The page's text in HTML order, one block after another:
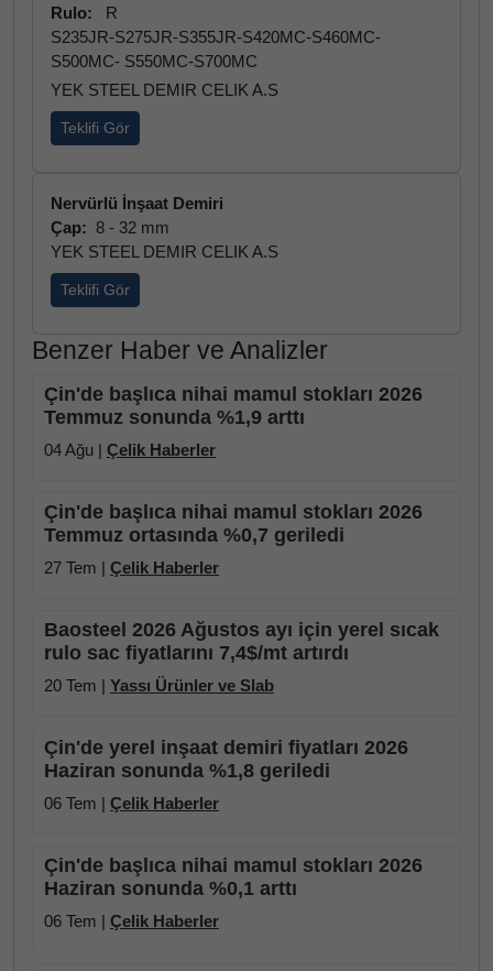
Rulo:
R
S235JR-S275JR-S355JR-S420MC-S460MC-
S500MC- S550MC-S700MC
YEK STEEL DEMIR CELIK A.S
Teklifi Gör
Nervürlü İnşaat Demiri
Çap: 8 - 32 mm
YEK STEEL DEMIR CELIK A.S
Teklifi Gör
Benzer Haber ve Analizler
Çin'de başlıca nihai mamul stokları 2026
Temmuz sonunda %1,9 arttı
04 Ağu | Çelik Haberler
Çin'de başlıca nihai mamul stokları 2026
Temmuz ortasında %0,7 geriledi
27 Tem | Çelik Haberler
Baosteel 2026 Ağustos ayı için yerel sıcak
rulo sac fiyatlarını 7,4$/mt artırdı
20 Tem | Yassı Ürünler ve Slab
Çin'de yerel inşaat demiri fiyatları 2026
Haziran sonunda %1,8 geriledi
06 Tem | Çelik Haberler
Çin'de başlıca nihai mamul stokları 2026
Haziran sonunda %0,1 arttı
06 Tem | Çelik Haberler